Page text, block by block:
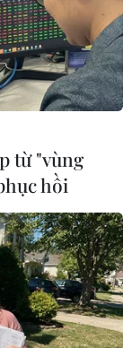
THANH
từ "vùng
hồi